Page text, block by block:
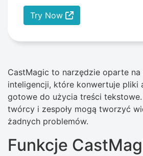
Try Now
CastMagic to narzędzie oparte na
inteligencji, które konwertuje pliki
gotowe do użycia treści
twórcy i zespoły mogą tworzyć
żadnych problemów.
Funkcje